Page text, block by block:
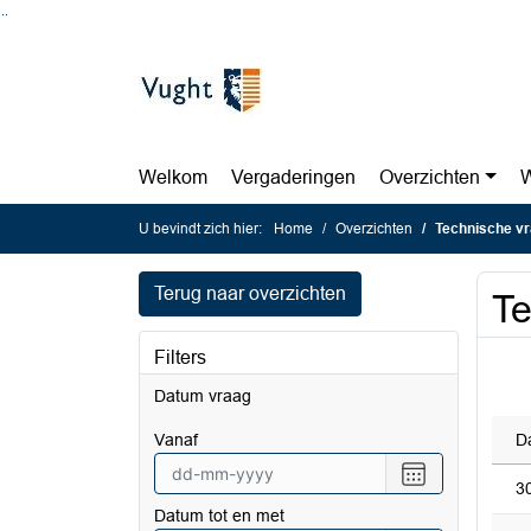
Welkom Vergaderingen Overzichten
U bevindt zich hier: Home Overzichten Technische
Terug naar overzichten
Filters
Datum vraag
vanaf
Selecteer
een
Datum tot en met